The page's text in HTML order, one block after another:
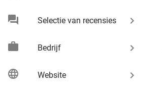
chat Selectie van recensies keyboard_arrow_right
work Bedrijf keyboard_arrow_right
language Website keyboard_arrow_right